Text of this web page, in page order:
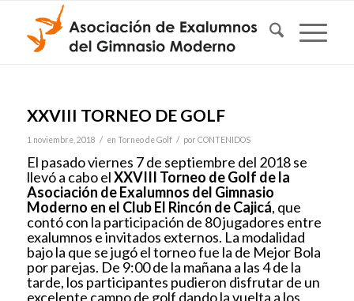
XXVIII TORNEO DE GOLF
1 noviembre, 2018 / en Torneo de Golf / por CONTENIDOS
El pasado viernes 7 de septiembre del 2018 se
llevó a cabo elXXVIII Torneo de Golf de la
Asociación de Exalumnos del Gimnasio
Moderno en el Club El Rincón de Cajicá, que
contó con la participación de 80 jugadores entre
exalumnos e invitados externos. La modalidad
bajo la que se jugó el torneo fue la de Mejor Bola
por parejas. De 9:00 de la mañana a las 4 de la
tarde, los participantes pudieron disfrutar de un
excelente campo de golf dando la vuelta a los